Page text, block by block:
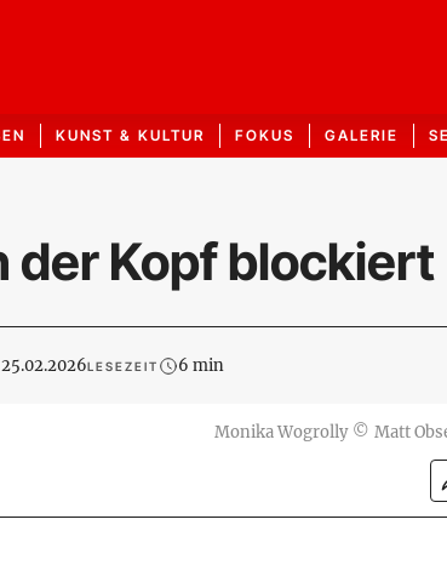
KUNST & KULTUR FOKUS GALERIE
der Kopf blockiert
25.02.2026LESEZEIT 6 min
Monika Wogrolly © Matt